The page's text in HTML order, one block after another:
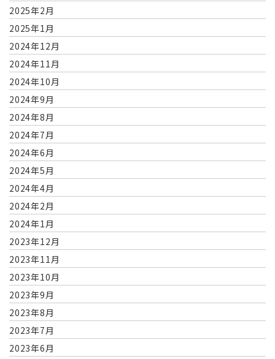
2025年2月
2025年1月
2024年12月
2024年11月
2024年10月
2024年9月
2024年8月
2024年7月
2024年6月
2024年5月
2024年4月
2024年2月
2024年1月
2023年12月
2023年11月
2023年10月
2023年9月
2023年8月
2023年7月
2023年6月